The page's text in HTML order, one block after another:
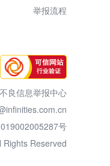
举报流程
良信息举报中心
号
Reserved